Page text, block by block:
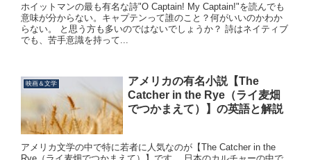
ホイットマンの最も有名な詩"O Captain! My Captain!"を読んでも
意味が分からない。キャプテンって誰のこと？何がいいのかわか
らない。 と思う方も多いのではないでしょうか？ 詩はネイティブ
でも、苦手意識を持って...
映画＆文学
アメリカの有名小説【The
Catcher in the Rye（ライ麦畑
でつかまえて）】の英語と解説
アメリカ文学の中で特に若者に人気なのが【The Catcher in the